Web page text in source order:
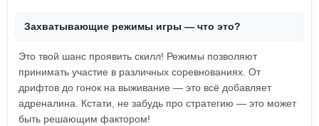
Захватывающие режимы игры — что это?
Это твой шанс проявить скилл! Режимы позволяют
принимать участие в различных соревнованиях. От
дрифтов до гонок на выживание — это всё добавляет
адреналина. Кстати, не забудь про стратегию — это может
быть решающим фактором!